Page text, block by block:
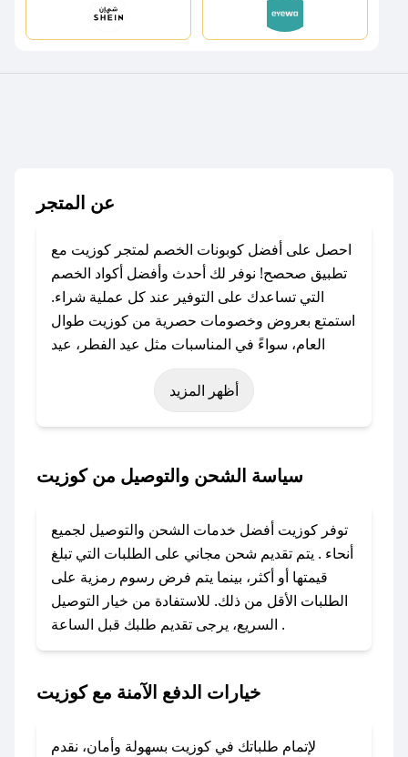
عن المتجر
احصل على أفضل كوبونات الخصم لمتجر كوزيت مع
تطبيق صحصح! نوفر لك أحدث وأفضل أكواد الخصم
التي تساعدك على التوفير عند كل عملية شراء.
استمتع بعروض وخصومات حصرية من كوزيت طوال
العام، سواءً في المناسبات مثل عيد الفطر، عيد
الأضحى، الجمعة البيضاء (شهر نوفمبر)، رمضان،
اليوم الوطني، يوم التأسيس، أو حتى عروض خاصة
باستخدام تطبيق صحصح، يمكنك العثور بسهولة على
تواصل معنا عبر تويتر أو البريد الإلكتروني لإضافته
بسرعة.
### كيفية استخدام كود خصم كوزيت؟
1. انسخ كود الخصم من تطبيق صحصح.
2. الصقه في خانة الدفع عند التسوق من كوزيت.
### ماذا أفعل إذا لم يعمل كود الخصم؟
الرسائل الخاصة على تويتر أو البريد الإلكتروني،
أظهر المزيد
سياسة الشحن والتوصيل من كوزيت
توفر كوزيت أفضل خدمات الشحن والتوصيل لجميع
أنحاء . يتم تقديم شحن مجاني على الطلبات التي تبلغ
قيمتها أو أكثر، بينما يتم فرض رسوم رمزية على
الطلبات الأقل من ذلك. للاستفادة من خيار التوصيل
السريع، يرجى تقديم طلبك قبل الساعة .
خيارات الدفع الآمنة مع كوزيت
لإتمام طلباتك في كوزيت بسهولة وأمان، نقدم